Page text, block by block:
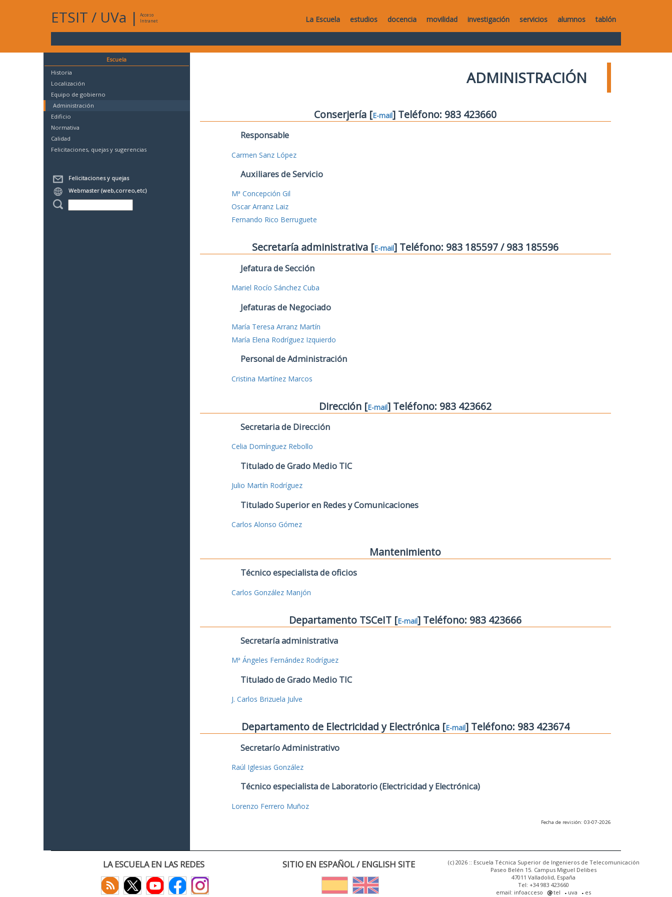
ETSIT / UVa |
Acceso
Intranet
La Escuela estudios docencia movilidad investigación servicios alumnos tablón
Escuela
Historia
Localización
Equipo de gobierno
Administración
Edificio
Normativa
Calidad
Felicitaciones, quejas y sugerencias
Felicitaciones y quejas
Webmaster (web,correo,etc)
ADMINISTRACIÓN
Conserjería [E-mail] Teléfono: 983 423660
Responsable
Carmen Sanz López
Auxiliares de Servicio
Mª Concepción Gil
Oscar Arranz Laiz
Fernando Rico Berruguete
Secretaría administrativa [E-mail] Teléfono: 983 185597 / 983 185596
Jefatura de Sección
Mariel Rocío Sánchez Cuba
Jefaturas de Negociado
María Teresa Arranz Martín
María Elena Rodríguez Izquierdo
Personal de Administración
Cristina Martínez Marcos
Dirección [E-mail] Teléfono: 983 423662
Secretaria de Dirección
Celia Domínguez Rebollo
Titulado de Grado Medio TIC
Julio Martín Rodríguez
Titulado Superior en Redes y Comunicaciones
Carlos Alonso Gómez
Mantenimiento
Técnico especialista de oficios
Carlos González Manjón
Departamento TSCeIT [E-mail] Teléfono: 983 423666
Secretaría administrativa
Mª Ángeles Fernández Rodríguez
Titulado de Grado Medio TIC
J. Carlos Brizuela Julve
Departamento de Electricidad y Electrónica [E-mail] Teléfono: 983 423674
Secretarío Administrativo
Raúl Iglesias González
Técnico especialista de Laboratorio (Electricidad y Electrónica)
Lorenzo Ferrero Muñoz
Fecha de revisión: 03-07-2026
LA ESCUELA EN LAS REDES SITIO EN ESPAÑOL / ENGLISH SITE
(c) 2026 :: Escuela Técnica Superior de Ingenieros de Telecomunicación
Paseo Belén 15. Campus Miguel Delibes
47011 Valladolid, España
Tel: +34 983 423660
email: infoacceso
tel uva es